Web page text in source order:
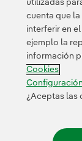
Contacta
utilizadas
cuenta que
interferir en
ejemplo la
información
Cookies
¿Aceptas las